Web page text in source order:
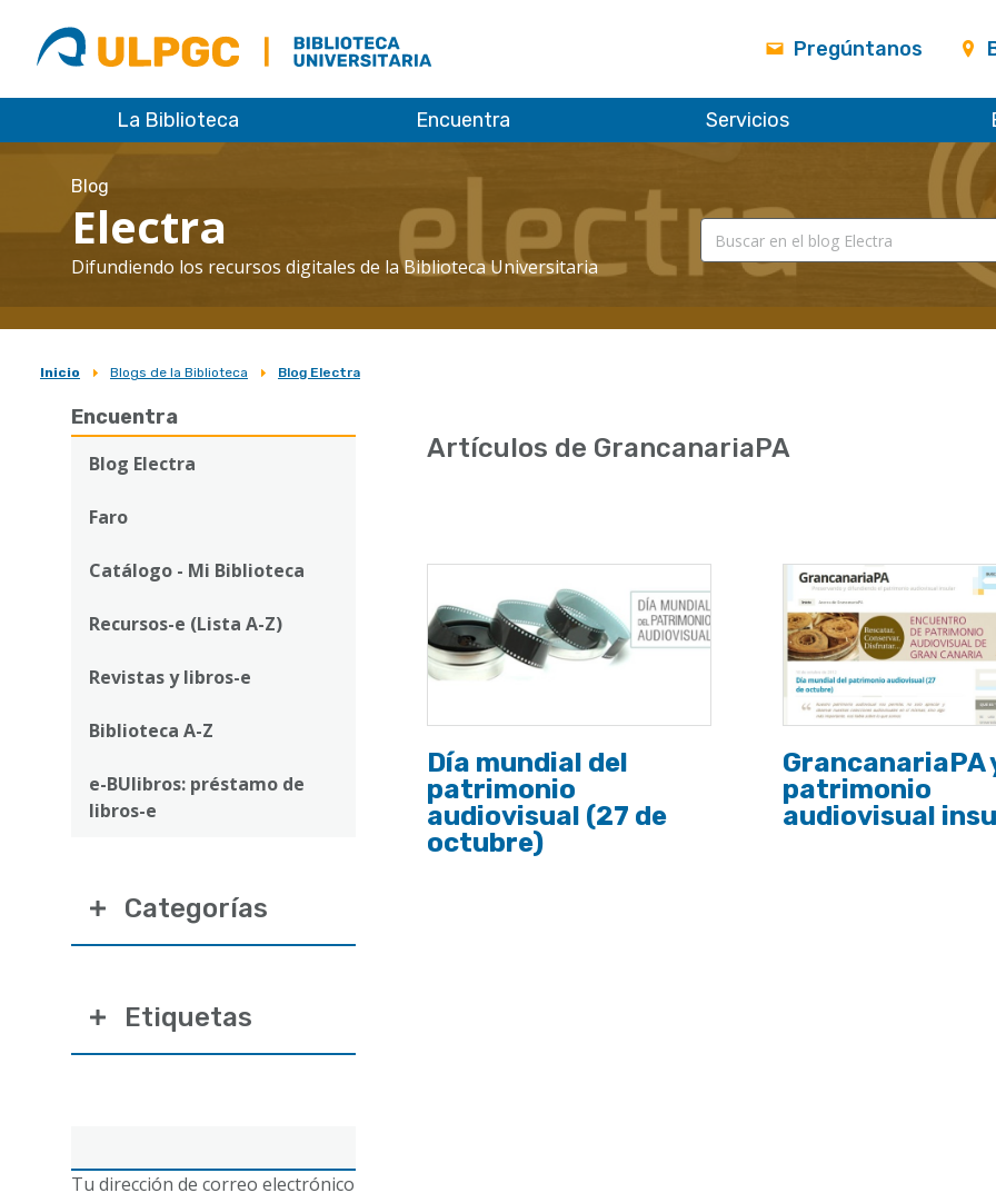
ULPGC
Biblioteca
ULPGC
Pregúntanos
La Biblioteca Encuentra Servicios
Blog
Electra
Difundiendo los recursos digitales de la Biblioteca Universitaria
Sobrescribir
enlaces
ayuda
navegación
Inicio Blogs de la Biblioteca Blog Electra
Encuentra
Blog Electra
Faro
Catálogo - Mi Biblioteca
Recursos-e (Lista A-Z)
Revistas y libros-e
Biblioteca A-Z
e-BUlibros: préstamo de
libros-e
electrónico
Tu dirección de correo electrónico
Categorías
Etiquetas
Artículos de GrancanariaPA
Día mundial del
patrimonio
audiovisual (27 de
octubre)
GrancanariaPA
patrimonio
audiovisual